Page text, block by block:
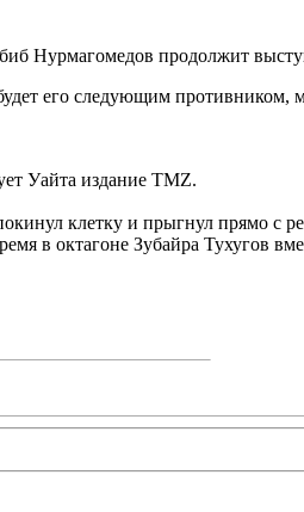
Нурмагомедов продолжит
его следующим противником,
Уайта издание TMZ.
клетку и прыгнул прямо с
в октагоне Зубайра Тухугов